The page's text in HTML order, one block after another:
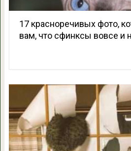
17 красноречивых фото,
вам, что сфинксы вовсе и